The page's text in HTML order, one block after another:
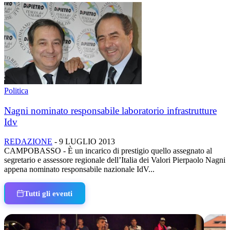
Politica
Nagni nominato responsabile laboratorio infrastrutture
Idv
REDAZIONE - 9 LUGLIO 2013
CAMPOBASSO - È un incarico di prestigio quello assegnato al
segretario e assessore regionale dell’Italia dei Valori Pierpaolo Nagni
appena nominato responsabile nazionale IdV...
Tutti gli eventi